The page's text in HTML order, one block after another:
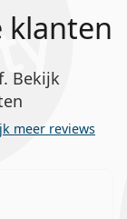
klanten
Bekijk
meer reviews